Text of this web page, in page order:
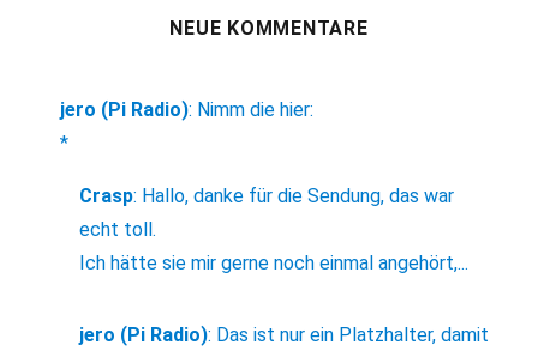
NEUE KOMMENTARE
jero (Pi Radio): Nimm die hier:
*
Crasp: Hallo, danke für die Sendung, das war
echt toll.
Ich hätte sie mir gerne noch einmal angehört,...
jero (Pi Radio): Das ist nur ein Platzhalter, damit